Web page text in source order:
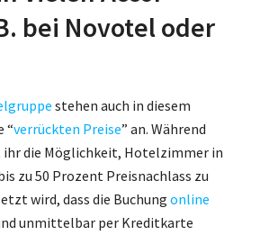
bei Novotel oder
stehen auch in diesem
“verrückten Preise” an. Während
ihr die Möglichkeit, Hotelzimmer in
zu 50 Prozent Preisnachlass zu
wird, dass die Buchung online
unmittelbar per Kreditkarte